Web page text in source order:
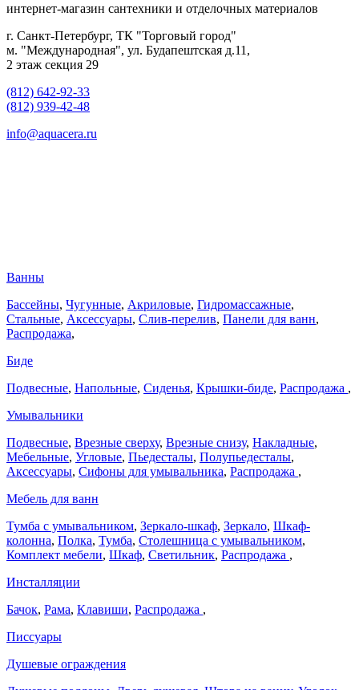
интернет-магазин сантехники и отделочных материалов
г. Санкт-Петербург, ТК "Торговый город"
м. "Международная", ул. Будапештская д.11,
2 этаж секция 29
(812) 642-92-33
(812) 939-42-48
info@aquacera.ru
Ванны
Бассейны, Чугунные, Акриловые, Гидромассажные,
Стальные, Аксессуары, Слив-перелив, Панели для ванн,
Распродажа,
Биде
Подвесные, Напольные, Сиденья, Крышки-биде, Распродажа ,
Умывальники
Подвесные, Врезные сверху, Врезные снизу, Накладные,
Мебельные, Угловые, Пьедесталы, Полупьедесталы,
Аксессуары, Сифоны для умывальника, Распродажа ,
Мебель для ванн
Тумба с умывальником, Зеркало-шкаф, Зеркало, Шкаф-
колонна, Полка, Тумба, Столешница с умывальником,
Комплект мебели, Шкаф, Светильник, Распродажа ,
Инсталляции
Бачок, Рама, Клавиши, Распродажа ,
Писсуары
Душевые ограждения